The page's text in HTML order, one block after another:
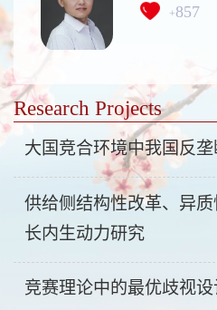
+857
Research Projects
大国竞合环境中我国反
供给侧结构性改革、异
长内生动力研究
竞赛理论中的最优歧视设